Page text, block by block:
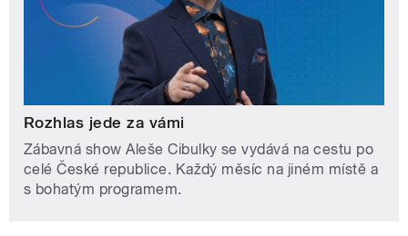
Rozhlas jede za vámi
Zábavná show Aleše Cibulky se vydává na cestu po
celé České republice. Každý měsíc na jiném místě a
s bohatým programem.